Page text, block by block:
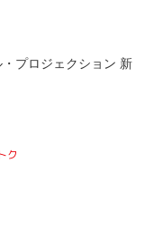
プロジェクション 新
ク